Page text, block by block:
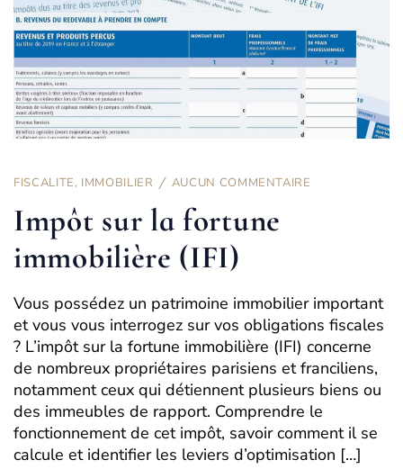
FISCALITE, IMMOBILIER AUCUN COMMENTAIRE
Impôt sur la fortune
immobilière (IFI)
Vous possédez un patrimoine immobilier important
et vous vous interrogez sur vos obligations fiscales
? L’impôt sur la fortune immobilière (IFI) concerne
de nombreux propriétaires parisiens et franciliens,
notamment ceux qui détiennent plusieurs biens ou
des immeubles de rapport. Comprendre le
fonctionnement de cet impôt, savoir comment il se
calcule et identifier les leviers d’optimisation […]